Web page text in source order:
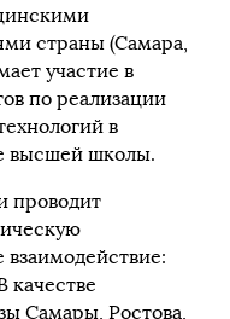
страны (Самара,
участие в
по реализации
в
высшей школы.
проводит
качестве
Самары, Ростова,